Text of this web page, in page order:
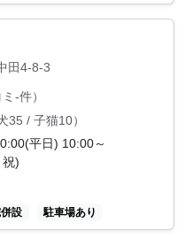
田4-8-3
-件）
35 / 子猫10）
平日) 10:00～
)
設 駐車場あり